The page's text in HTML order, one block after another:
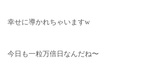
幸せに導かれちゃいますw
今日も一粒万倍日なんだね〜